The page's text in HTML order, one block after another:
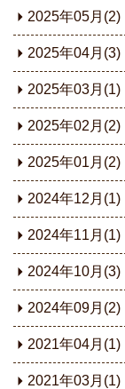
2025年05月(2)
2025年04月(3)
2025年03月(1)
2025年02月(2)
2025年01月(2)
2024年12月(1)
2024年11月(1)
2024年10月(3)
2024年09月(2)
2021年04月(1)
2021年03月(1)